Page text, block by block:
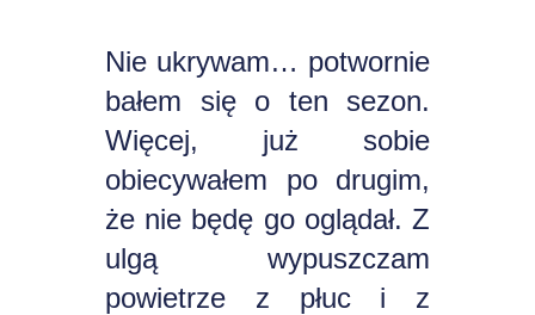
Nie ukrywam… potwornie
bałem się o ten sezon.
Więcej, już sobie
obiecywałem po drugim,
że nie będę go oglądał. Z
ulgą wypuszczam
powietrze z płuc i z